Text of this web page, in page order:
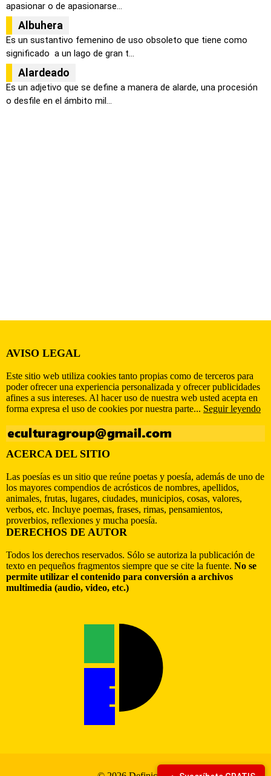
apasionar o de apasionarse...
Albuhera
Es un sustantivo femenino de uso obsoleto que tiene como
significado a un lago de gran t...
Alardeado
Es un adjetivo que se define a manera de alarde, una procesión
o desfile en el ámbito mil...
AVISO LEGAL
Este sitio web utiliza cookies tanto propias como de terceros para
poder ofrecer una experiencia personalizada y ofrecer publicidades
afines a sus intereses. Al hacer uso de nuestra web usted acepta en
forma expresa el uso de cookies por nuestra parte... Seguir leyendo
ACERCA DEL SITIO
Las poesías es un sitio que reúne poetas y poesía, además de uno de
los mayores compendios de acrósticos de nombres, apellidos,
animales, frutas, lugares, ciudades, municipios, cosas, valores,
verbos, etc. Incluye poemas, frases, rimas, pensamientos,
proverbios, reflexiones y mucha poesía.
DERECHOS DE AUTOR
Todos los derechos reservados. Sólo se autoriza la publicación de
texto en pequeños fragmentos siempre que se cite la fuente. No se
permite utilizar el contenido para conversión a archivos
multimedia (audio, video, etc.)